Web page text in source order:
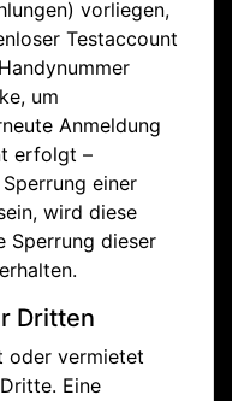
vorliegen,
Testaccount
um
Anmeldung
erfolgt –
einer
wird diese
Sperrung dieser
Dritten
oder vermietet
Eine